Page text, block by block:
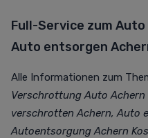
Full-Service zum
Auto entsorgen
Alle Informationen zum
Verschrottung Auto Achern
verschrotten Achern, Auto
Autoentsorgung Achern